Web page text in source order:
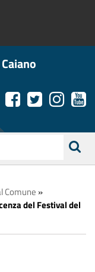
Comune »
del Festival del